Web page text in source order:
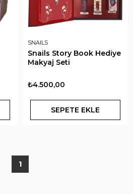
SNAILS
Snails Story Book Hediye
Makyaj Seti
₺4.500,00
SEPETE EKLE
1